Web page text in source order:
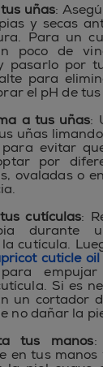
uñas:
y secas
Para un
poco de
pasarlo por
para
el pH de
a tus uñas:
uñas
para evitar
por
ovaladas o
cutículas:
durante
cutícula.
cuticle oil
empujar
Si es
un cortador
no dañar la
tus manos:
en tus manos